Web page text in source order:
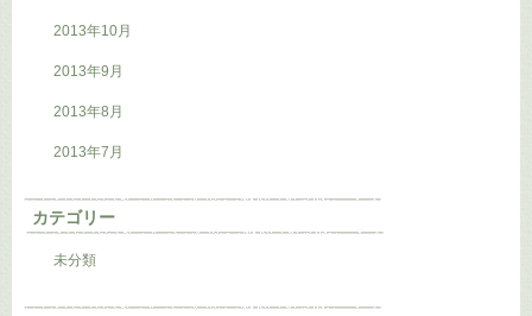
2013年10月
2013年9月
2013年8月
2013年7月
カテゴリー
未分類